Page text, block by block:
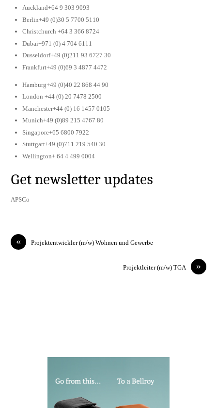
Auckland+64 9 303 9093
Berlin+49 (0)30 5 7700 5110
Christchurch +64 3 366 8724
Dubai+971 (0) 4 704 6111
Dusseldorf+49 (0)211 93 6727 30
Frankfurt+49 (0)69 3 4877 4472
Hamburg+49 (0)40 22 868 44 90
London +44 (0) 20 7478 2500
Manchester+44 (0) 16 1457 0105
Munich+49 (0)89 215 4767 80
Singapore+65 6800 7922
Stuttgart+49 (0)711 219 540 30
Wellington+ 64 4 499 0004
Get newsletter updates
APSCo
« Projektentwickler (m/w) Wohnen und Gewerbe
»
Projektleiter (m/w) TGA